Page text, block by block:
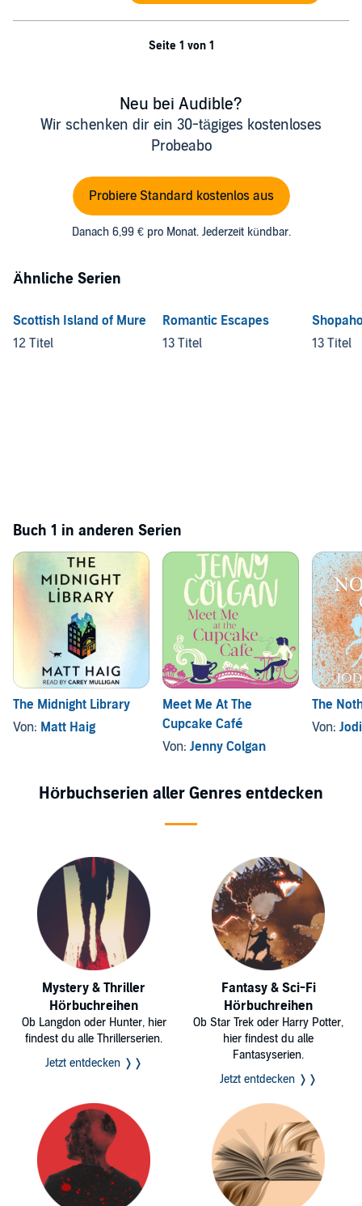
Seite 1 von 1
Neu bei Audible?
Wir schenken dir ein 30-tägiges kostenloses
Probeabo
Probiere Standard kostenlos aus
Danach 6,99 € pro Monat. Jederzeit kündbar.
Ähnliche Serien
Scottish Island of Mure
12 Titel
Romantic Escapes
13 Titel
13 Titel
Buch 1 in anderen Serien
The Midnight Library
Von: Matt Haig
Meet Me At The
Cupcake Café
Von: Jenny Colgan
The
Von:
Hörbuchserien aller Genres entdecken
Mystery & Thriller
Hörbuchreihen
Ob Langdon oder Hunter, hier
findest du alle Thrillerserien.
Jetzt entdecken ❭❭
Fantasy & Sci-Fi
Hörbuchreihen
Ob Star Trek oder Harry Potter,
hier findest du alle
Fantasyserien.
Jetzt entdecken ❭❭